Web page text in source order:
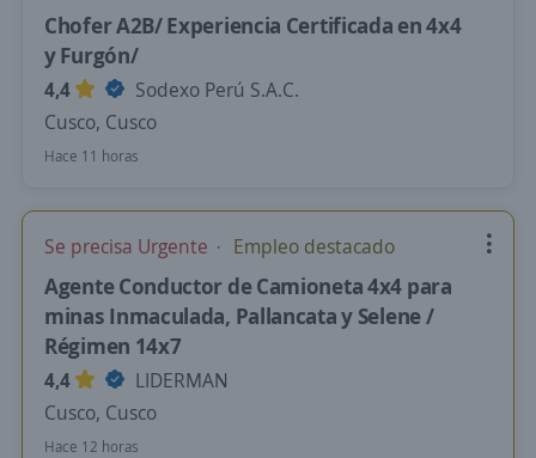
Chofer A2B/ Experiencia Certificada en 4x4
y Furgón/
4,4
Sodexo Perú S.A.C.
Cusco, Cusco
Hace 11 horas
Se precisa Urgente Empleo destacado
Agente Conductor de Camioneta 4x4 para
minas Inmaculada, Pallancata y Selene /
Régimen 14x7
4,4
LIDERMAN
Cusco, Cusco
Hace 12 horas